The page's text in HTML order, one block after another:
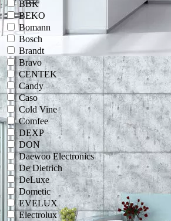
BBK
BEKO
Bomann
Bosch
Brandt
Bravo
CENTEK
Candy
Caso
Cold Vine
Comfee
DEXP
DON
Daewoo Electronics
De Dietrich
DeLuxe
Dometic
EVELUX
Electrolux